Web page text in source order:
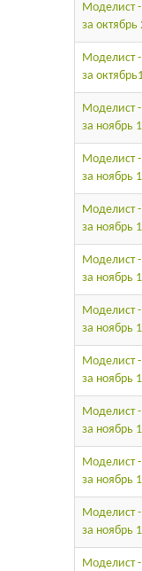
Моделист
за октябрь
Моделист
за
Моделист
за ноябрь
Моделист
за ноябрь
Моделист
за ноябрь
Моделист
за ноябрь
Моделист
за ноябрь
Моделист
за ноябрь
Моделист
за ноябрь
Моделист
за ноябрь
Моделист
за ноябрь
Моделист